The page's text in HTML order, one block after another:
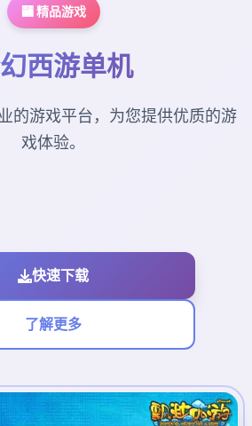
🏧 精品游戏
西游单机
的游戏平台，为您提供优质的游
戏体验。
快速下载
了解更多